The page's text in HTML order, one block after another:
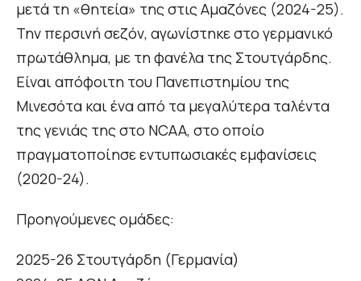
μετά τη «θητεία» της στις Αμαζόνες (2024-25).
Την περσινή σεζόν, αγωνίστηκε στο γερμανικό
πρωτάθλημα, με τη φανέλα της Στουτγάρδης.
Είναι απόφοιτη του Πανεπιστημίου της
Μινεσότα και ένα από τα μεγαλύτερα ταλέντα
της γενιάς της στο ΝCAA, στο οποίο
πραγματοποίησε εντυπωσιακές εμφανίσεις
(2020-24).
Προηγούμενες ομάδες:
2025-26 Στουτγάρδη (Γερμανία)